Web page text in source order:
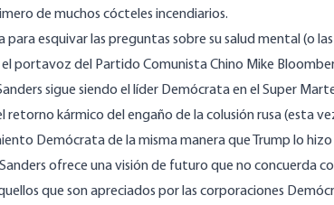
de muchos cócteles incendiarios.
para esquivar las preguntas sobre su salud mental (o
el portavoz del Partido Comunista Chino Mike
sigue siendo el líder Demócrata en el Super
kármico del engaño de la colusión rusa (esta
Demócrata de la misma manera que Trump lo hizo
ofrece una visión de futuro que no concuerda
que son apreciados por las corporaciones